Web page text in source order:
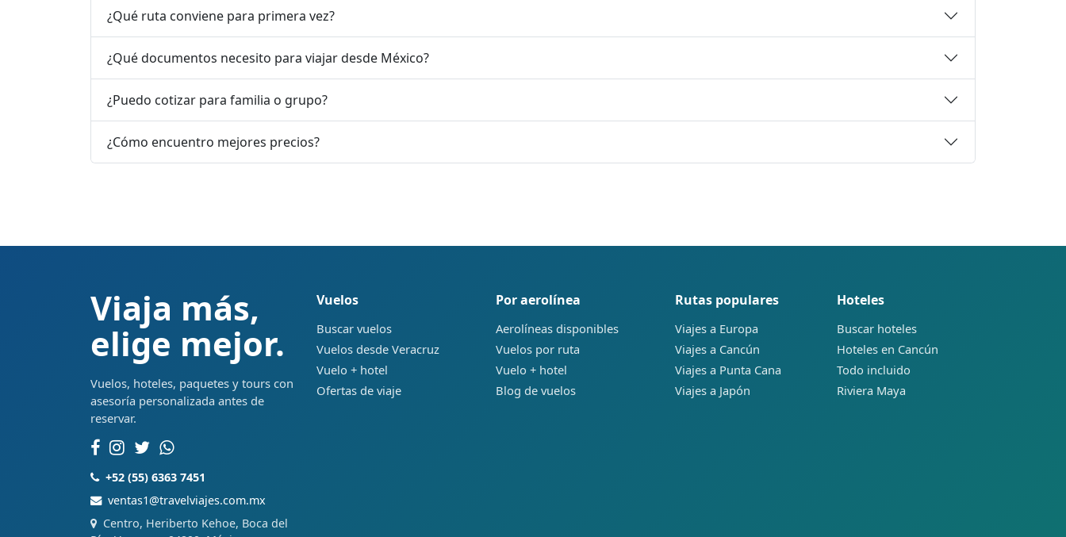
¿Qué ruta conviene para primera vez?
¿Qué documentos necesito para viajar desde México?
¿Puedo cotizar para familia o grupo?
¿Cómo encuentro mejores precios?
Viaja más,
elige mejor.
Vuelos, hoteles, paquetes y tours con
asesoría personalizada antes de
reservar.
+52 (55) 6363 7451
ventas1@travelviajes.com.mx
Centro, Heriberto Kehoe, Boca del
Vuelos
Buscar vuelos
Vuelos desde Veracruz
Vuelo + hotel
Ofertas de viaje
Por aerolínea
Aerolíneas disponibles
Vuelos por ruta
Vuelo + hotel
Blog de vuelos
Rutas populares
Viajes a Europa
Viajes a Cancún
Viajes a Punta Cana
Viajes a Japón
Hoteles
Buscar hoteles
Hoteles en Cancún
Todo incluido
Riviera Maya